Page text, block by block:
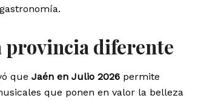
provincia diferente
que Jaén en Julio 2026 permite
que ponen en valor la belleza